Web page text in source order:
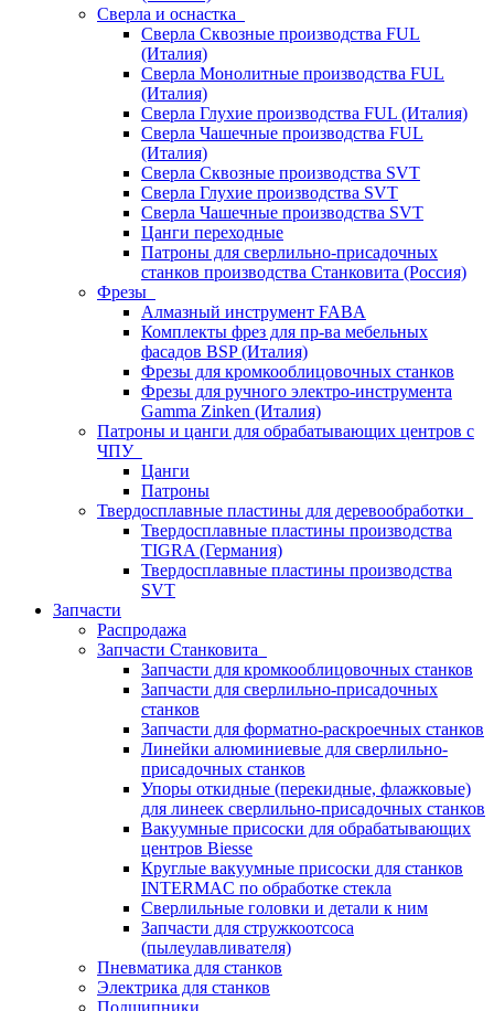
Сверла и оснастка
Сверла Сквозные производства FUL
(Италия)
Сверла Монолитные производства FUL
(Италия)
Сверла Глухие производства FUL (Италия)
Сверла Чашечные производства FUL
(Италия)
Сверла Сквозные производства SVT
Сверла Глухие производства SVT
Сверла Чашечные производства SVT
Цанги переходные
Патроны для сверлильно-присадочных
станков производства Станковита (Россия)
Фрезы
Алмазный инструмент FABA
Комплекты фрез для пр-ва мебельных
фасадов BSP (Италия)
Фрезы для кромкооблицовочных станков
Фрезы для ручного электро-инструмента
Gamma Zinken (Италия)
Патроны и цанги для обрабатывающих центров с
ЧПУ
Цанги
Патроны
Твердосплавные пластины для деревообработки
Твердосплавные пластины производства
TIGRA (Германия)
Твердосплавные пластины производства
SVT
Запчасти
Распродажа
Запчасти Станковита
Запчасти для кромкооблицовочных станков
Запчасти для сверлильно-присадочных
станков
Запчасти для форматно-раскроечных станков
Линейки алюминиевые для сверлильно-
присадочных станков
Упоры откидные (перекидные, флажковые)
для линеек сверлильно-присадочных станков
Вакуумные присоски для обрабатывающих
центров Biesse
Круглые вакуумные присоски для станков
INTERMAC по обработке стекла
Сверлильные головки и детали к ним
Запчасти для стружкоотсоса
(пылеулавливателя)
Пневматика для станков
Электрика для станков
Подшипники